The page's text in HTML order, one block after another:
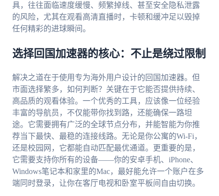
具，往往面临速度缓慢、频繁掉线、甚至安全隐私泄露
的风险，尤其在观看高清直播时，卡顿和缓冲足以毁掉
任何精彩的进球瞬间。
选择回国加速器的核心：不止是绕过限制
解决之道在于使用专为海外用户设计的回国加速器。但
市面选择繁多，如何判断？关键在于它能否提供持续、
高品质的观看体验。一个优秀的工具，应该像一位经验
丰富的导航员，不仅能带你找到路，还能确保一路坦
途。它需要拥有广泛的全球节点分布，并能智能为你推
荐当下最快、最稳的连接线路。无论是你公寓的Wi-Fi，
还是校园网，它都能自动匹配最优通道。更重要的是，
它需要支持你所有的设备——你的安卓手机、iPhone、
Windows笔记本和家里的Mac，最好能允许一个账户在多
端同时登录，让你在客厅电视和卧室平板间自由切换。